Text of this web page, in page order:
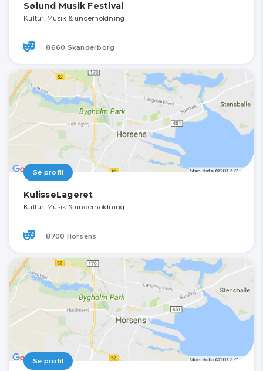
Sølund Musik Festival
Kultur, Musik & underholdning
8660 Skanderborg
Se profil
KulisseLageret
Kultur, Musik & underholdning
8700 Horsens
Se profil